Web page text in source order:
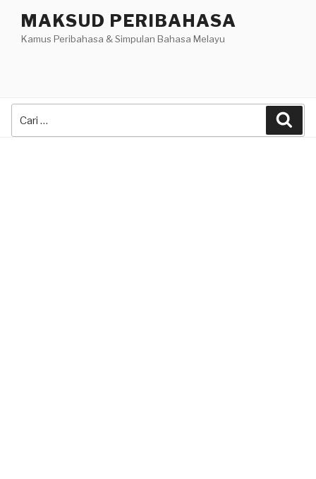
content
MAKSUD PERIBAHASA
Kamus Peribahasa & Simpulan Bahasa Melayu